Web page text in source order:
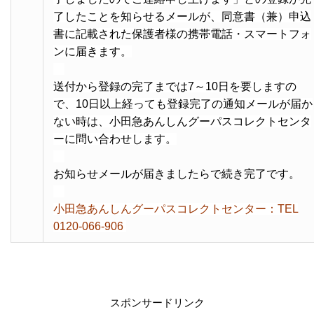
了したことを知らせるメールが、同意書（兼）申込
書に記載された保護者様の携帯電話・スマートフォ
ンに届きます。
送付から登録の完了までは7～10日を要しますの
で、10日以上経っても登録完了の通知メールが届か
ない時は、小田急あんしんグーパスコレクトセンタ
ーに問い合わせします。
お知らせメールが届きましたらで続き完了です。
小田急あんしんグーパスコレクトセンター：TEL
0120-066-906
スポンサードリンク